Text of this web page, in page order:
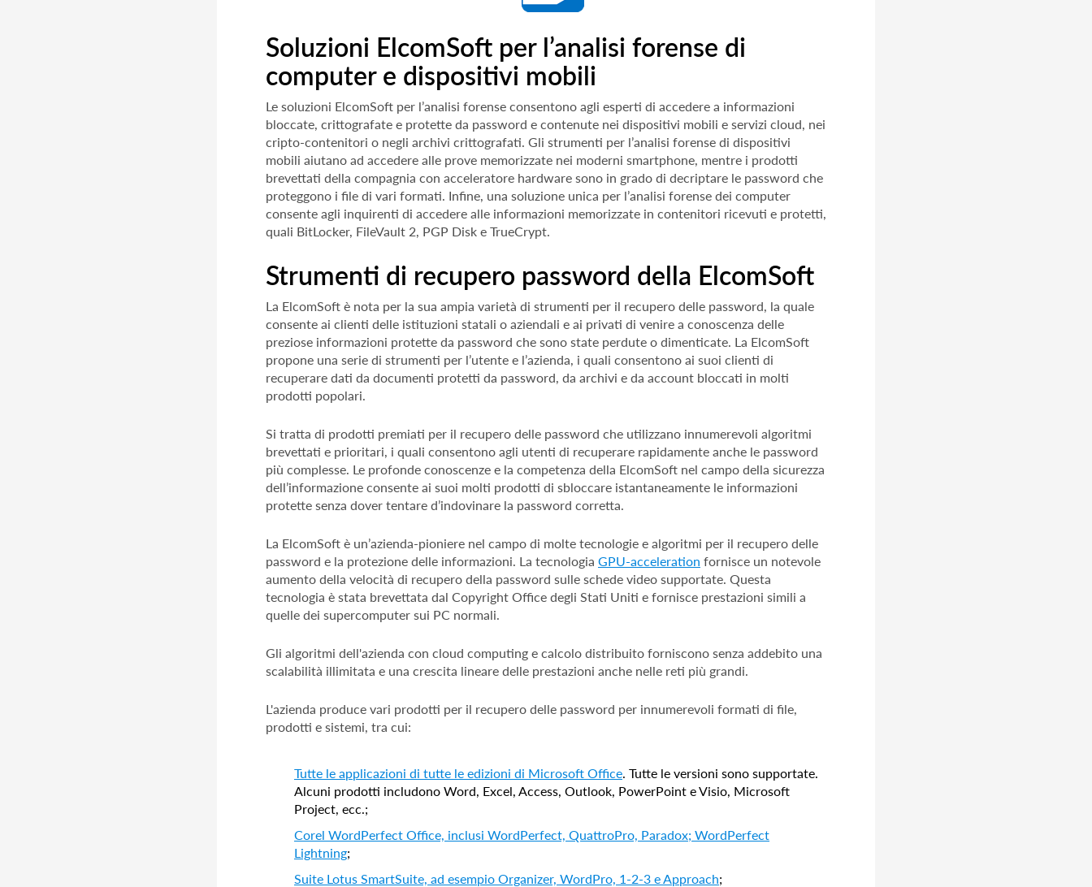
Soluzioni ElcomSoft per l’analisi forense di
computer e dispositivi mobili
Le soluzioni ElcomSoft per l’analisi forense consentono agli esperti di accedere a informazioni
bloccate, crittografate e protette da password e contenute nei dispositivi mobili e servizi cloud, nei
cripto-contenitori o negli archivi crittografati. Gli strumenti per l’analisi forense di dispositivi
mobili aiutano ad accedere alle prove memorizzate nei moderni smartphone, mentre i prodotti
brevettati della compagnia con acceleratore hardware sono in grado di decriptare le password che
proteggono i file di vari formati. Infine, una soluzione unica per l’analisi forense dei computer
consente agli inquirenti di accedere alle informazioni memorizzate in contenitori ricevuti e protetti,
quali BitLocker, FileVault 2, PGP Disk e TrueCrypt.
Strumenti di recupero password della ElcomSoft
La ElcomSoft è nota per la sua ampia varietà di strumenti per il recupero delle password, la quale
consente ai clienti delle istituzioni statali o aziendali e ai privati di venire a conoscenza delle
preziose informazioni protette da password che sono state perdute o dimenticate. La ElcomSoft
propone una serie di strumenti per l’utente e l’azienda, i quali consentono ai suoi clienti di
recuperare dati da documenti protetti da password, da archivi e da account bloccati in molti
prodotti popolari.
Si tratta di prodotti premiati per il recupero delle password che utilizzano innumerevoli algoritmi
brevettati e prioritari, i quali consentono agli utenti di recuperare rapidamente anche le password
più complesse. Le profonde conoscenze e la competenza della ElcomSoft nel campo della sicurezza
dell’informazione consente ai suoi molti prodotti di sbloccare istantaneamente le informazioni
protette senza dover tentare d’indovinare la password corretta.
La ElcomSoft è un’azienda-pioniere nel campo di molte tecnologie e algoritmi per il recupero delle
password e la protezione delle informazioni. La tecnologia GPU-acceleration fornisce un notevole
aumento della velocità di recupero della password sulle schede video supportate. Questa
tecnologia è stata brevettata dal Copyright Office degli Stati Uniti e fornisce prestazioni simili a
quelle dei supercomputer sui PC normali.
Gli algoritmi dell'azienda con cloud computing e calcolo distribuito forniscono senza addebito una
scalabilità illimitata e una crescita lineare delle prestazioni anche nelle reti più grandi.
L'azienda produce vari prodotti per il recupero delle password per innumerevoli formati di file,
prodotti e sistemi, tra cui:
Tutte le applicazioni di tutte le edizioni di Microsoft Office . Tutte le versioni sono supportate.
Alcuni prodotti includono Word, Excel, Access, Outlook, PowerPoint e Visio, Microsoft
Project, ecc.;
Corel WordPerfect Office, inclusi WordPerfect, QuattroPro, Paradox; WordPerfect
Lightning;
Suite Lotus SmartSuite, ad esempio Organizer, WordPro, 1-2-3 e Approach;